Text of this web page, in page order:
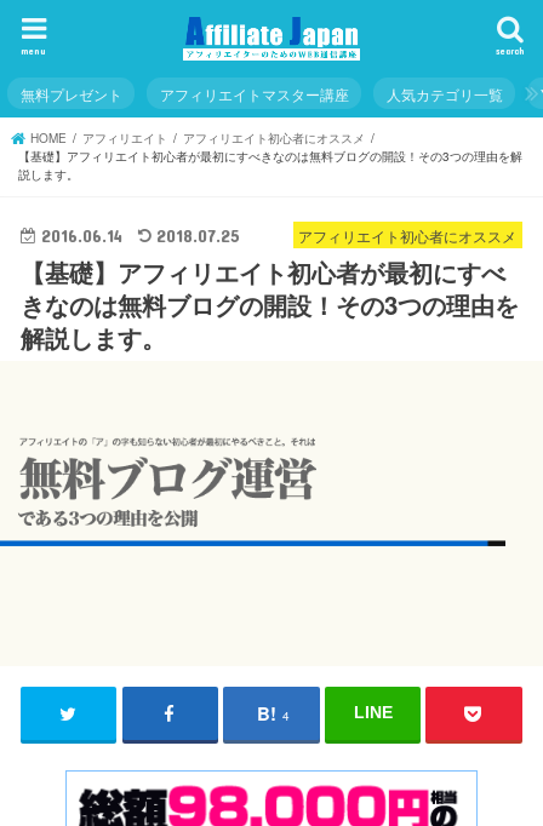
search
menu
無料プレゼント アフィリエイトマスター講座 人気カテゴリ一覧
HOME アフィリエイト
アフィリエイト初心者にオススメ
【基礎】アフィリエイト初心者が最初にすべきなのは無料ブログの開設！その3つの理由を解
説します。
アフィリエイト初心者にオススメ
2016.06.14 2018.07.25
【基礎】アフィリエイト初心者が最初にすべ
きなのは無料ブログの開設！その3つの理由を
解説します。
4 LINE